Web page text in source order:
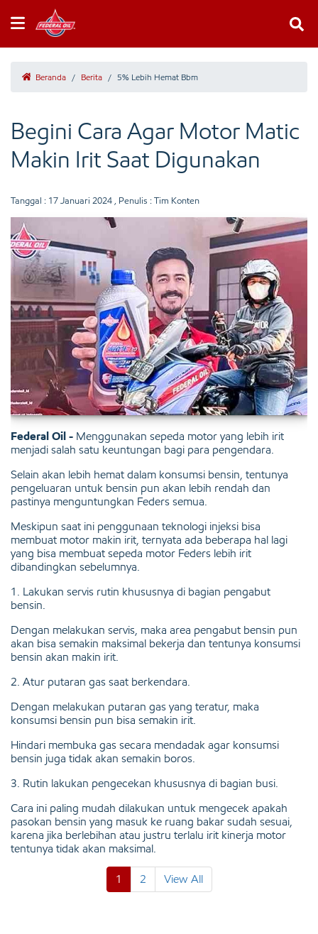
Beranda / Berita / 5% Lebih Hemat Bbm
Begini Cara Agar Motor Matic
Makin Irit Saat Digunakan
Tanggal : 17 Januari 2024 , Penulis : Tim Konten
Federal Oil - Menggunakan sepeda motor yang lebih irit
menjadi salah satu keuntungan bagi para pengendara.
Selain akan lebih hemat dalam konsumsi bensin, tentunya
pengeluaran untuk bensin pun akan lebih rendah dan
pastinya menguntungkan Feders semua.
Meskipun saat ini penggunaan teknologi injeksi bisa
membuat motor makin irit, ternyata ada beberapa hal lagi
yang bisa membuat sepeda motor Feders lebih irit
dibandingkan sebelumnya.
1. Lakukan servis rutin khususnya di bagian pengabut
bensin.
Dengan melakukan servis, maka area pengabut bensin pun
akan bisa semakin maksimal bekerja dan tentunya konsumsi
bensin akan makin irit.
2. Atur putaran gas saat berkendara.
Dengan melakukan putaran gas yang teratur, maka
konsumsi bensin pun bisa semakin irit.
Hindari membuka gas secara mendadak agar konsumsi
bensin juga tidak akan semakin boros.
3. Rutin lakukan pengecekan khususnya di bagian busi.
Cara ini paling mudah dilakukan untuk mengecek apakah
pasokan bensin yang masuk ke ruang bakar sudah sesuai,
karena jika berlebihan atau justru terlalu irit kinerja motor
tentunya tidak akan maksimal.
1 2 View All